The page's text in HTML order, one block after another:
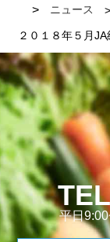
ニュース
２０１８年５月
平日